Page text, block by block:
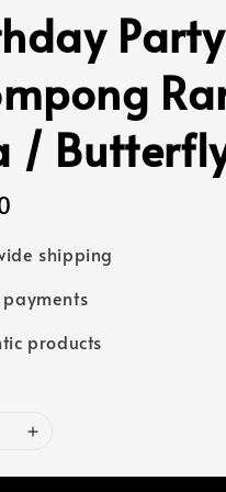
/
shipping
payments
products